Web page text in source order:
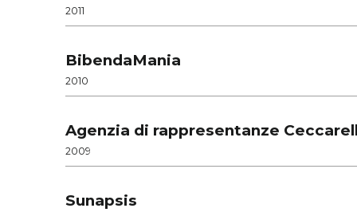
2011
BibendaMania
2010
Agenzia di rappresentanze
2009
Sunapsis